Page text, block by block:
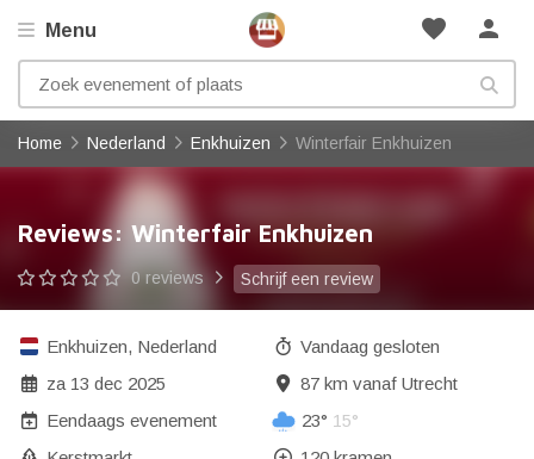
favorite person
Menu
Home Nederland Enkhuizen Winterfair Enkhuizen
Reviews: Winterfair Enkhuizen
0 reviews Schrijf een review
Enkhuizen, Nederland
za 13 dec 2025
Eendaags evenement
Vandaag gesloten
87 km vanaf Utrecht
23° 15°